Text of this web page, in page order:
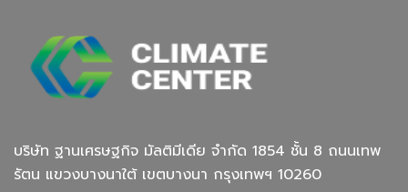
บริษัท ฐานเศรษฐกิจ มัลติมีเดีย จํากัด 1854 ชั้น 8 ถนนเทพ
รัตน แขวงบางนาใต้ เขตบางนา กรุงเทพฯ 10260